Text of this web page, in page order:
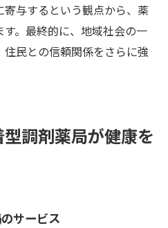
与するという観点から、薬
。最終的に、地域社会の一
民との信頼関係をさらに強
調剤薬局が健康を
サービス